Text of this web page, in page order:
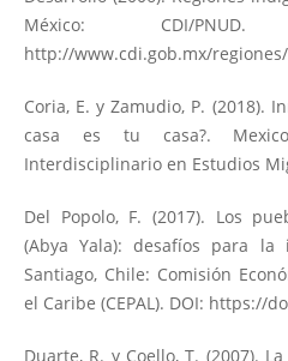
México: CDI/
http://www.cdi.gob.mx/
Coria, E. y Zamudio, P. (2018).
casa es tu casa?.
Interdisciplinario en Estudios
Del Popolo, F. (2017). Los
(Abya Yala): desafíos para
Santiago, Chile: Comisión
el Caribe (CEPAL). DOI: https://
Duarte, R. y Coello, T. (2007).